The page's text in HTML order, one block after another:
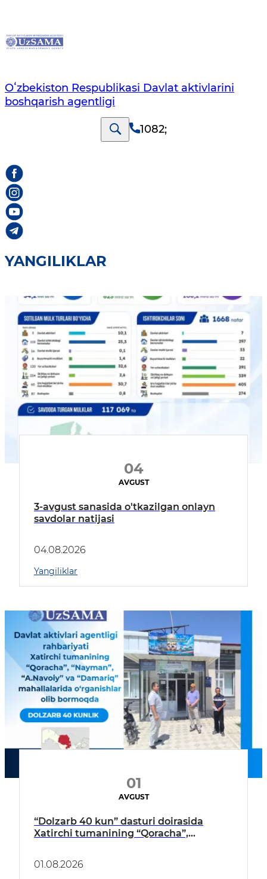
Oʻzbekiston Respublikasi Davlat aktivlarini
boshqarish agentligi
1082;
YANGILIKLAR
04
AVGUST
3-avgust sanasida o'tkazilgan onlayn
savdolar natijasi
04.08.2026
Yangiliklar
01
AVGUST
“Dolzarb 40 kun” dasturi doirasida
Xatirchi tumanining “Qoracha”,
borildi
01.08.2026